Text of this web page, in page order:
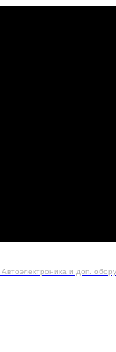
Автоэлектроника и доп.